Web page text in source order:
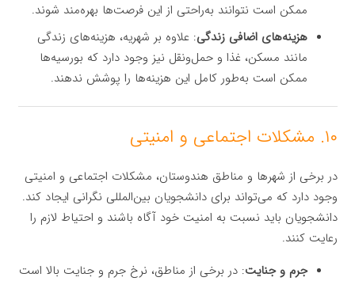
ممکن است نتوانند به‌راحتی از این فرصت‌ها بهره‌مند شوند.
هزینه‌های اضافی زندگی: علاوه بر شهریه، هزینه‌های زندگی
مانند مسکن، غذا و حمل‌ونقل نیز وجود دارد که بورسیه‌ها
ممکن است به‌طور کامل این هزینه‌ها را پوشش ندهند.
۱۰. مشکلات اجتماعی و امنیتی
در برخی از شهرها و مناطق هندوستان، مشکلات اجتماعی و امنیتی
وجود دارد که می‌تواند برای دانشجویان بین‌المللی نگرانی ایجاد کند.
دانشجویان باید نسبت به امنیت خود آگاه باشند و احتیاط لازم را
رعایت کنند.
جرم و جنایت: در برخی از مناطق، نرخ جرم و جنایت بالا است